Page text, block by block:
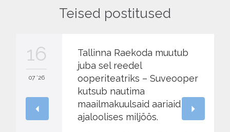
Teised postitused
16
07 '26
Tallinna Raekoda muutub
juba sel reedel
ooperiteatriks – Suveooper
kutsub nautima
maailmakuulsaid aariaid
ajaloolises miljöös.